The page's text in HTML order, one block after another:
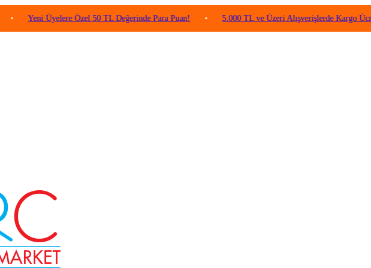
Yeni Üyelere Özel 50 TL Değerinde Para Puan! • 5.000 TL ve Üzeri Alışverişlerde Kargo Ücretsiz!